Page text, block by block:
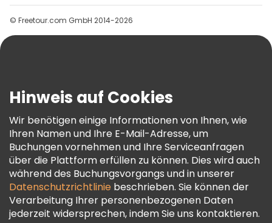
Gruppen
Hilfe
AGB Und Rechtliches
Cookie-Richtlinie
Freetour Auszeichnungen
Treueprogramm
© Freetour.com GmbH 2014-2026
Hinweis auf Cookies
Wir benötigen einige Informationen von Ihnen, wie
Ihren Namen und Ihre E-Mail-Adresse, um
Buchungen vornehmen und Ihre Serviceanfragen
über die Plattform erfüllen zu können. Dies wird auch
während des Buchungsvorgangs und in unserer
Datenschutzrichtlinie beschrieben. Sie können der
Verarbeitung Ihrer personenbezogenen Daten
jederzeit widersprechen, indem Sie uns kontaktieren.